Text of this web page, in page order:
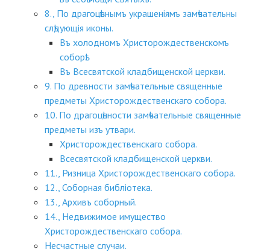
8., По драгоцѣннымъ украшеніямъ замѣчательны
слѣдующія иконы.
Въ холодномъ Христорождественскомъ
соборѣ.
Въ Всесвятской кладбищенской церкви.
9. По древности замѣчательные священные
предметы Христорождественскаго собора.
10. По драгоцѣнности замѣчательные священные
предметы изъ утвари.
Христорождественскаго собора.
Всесвятской кладбищенской церкви.
11., Ризница Христорождественскаго собора.
12., Соборная библіотека.
13., Архивъ соборный.
14., Недвижимое имущество
Христорождественскаго собора.
Несчастные случаи.